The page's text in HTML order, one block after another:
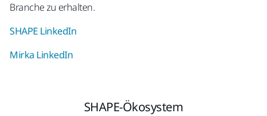
Branche zu erhalten.
SHAPE LinkedIn
Mirka LinkedIn
SHAPE-Ökosystem